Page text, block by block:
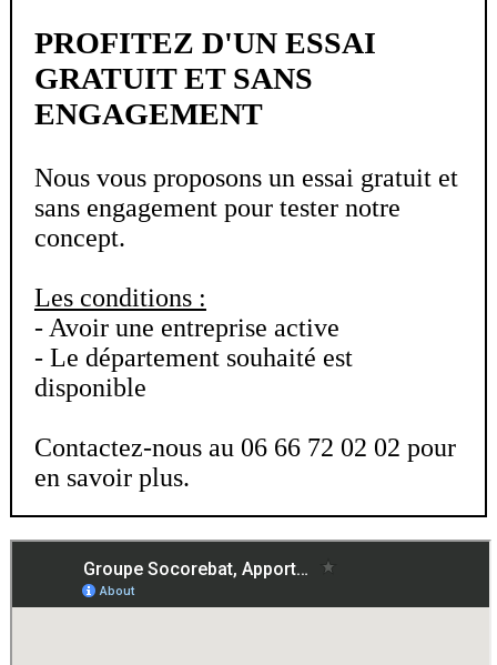
société, il leur est très difficile voire impossible de
se démarquer sur les réseaux sociaux et obtenir des
leads en travaux. SOCOREBAT,
d’affaires, s’en charge pour vous.
Outre un référencement des plus efficaces, nos
équipes marketing travaillent tous les jours pour
vous obtenir des leads frais convertissables en
prospects qualifiés puis vous transfèrent ces leads
votre boîte email.
Votre seule mission : gagner le marché de travaux
que nous vous apportons!
Vous ne perdrez plus votre temps à démarcher et
SOCOREBAT apporteur d’affaires, vous allez
gagner en efficacité et optimiser votre temps, vous
PROFITEZ D'UN ESSAI
GRATUIT ET SANS
ENGAGEMENT
Nous vous proposons un essai gratuit et
sans engagement pour tester notre
concept.
Les conditions :
- Avoir une entreprise active
- Le département souhaité est
disponible
Contactez-nous au 06 66 72 02 02 pour
en savoir plus.